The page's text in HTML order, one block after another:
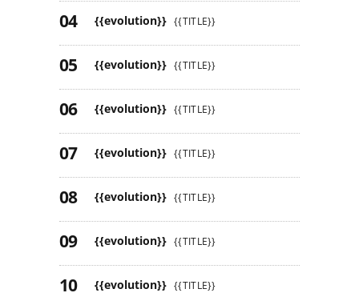
{{evolution}} {{TITLE}}
{{evolution}} {{TITLE}}
{{evolution}} {{TITLE}}
{{evolution}} {{TITLE}}
{{evolution}} {{TITLE}}
{{evolution}} {{TITLE}}
{{evolution}} {{TITLE}}